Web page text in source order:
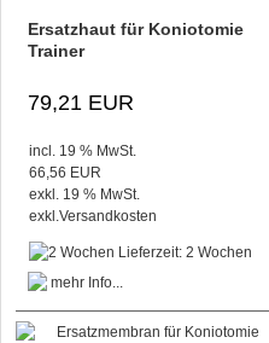
Ersatzhaut für Koniotomie
Trainer
79,21 EUR
incl. 19 % MwSt.
66,56 EUR
exkl. 19 % MwSt.
exkl.Versandkosten
Lieferzeit: 2 Wochen